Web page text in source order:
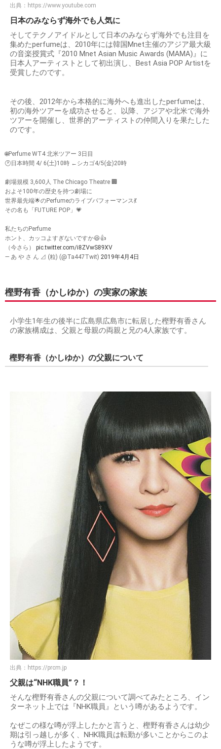
出典： https://www.youtube.com
日本のみならず海外でも人気に
そしてテクノアイドルとして日本のみならず海外でも注目を
集めたperfumeは、2010年には韓国Mnet主催のアジア最大級
の音楽授賞式『2010 Mnet Asian Music Awards (MAMA)』に
日本人アーティストとして初出演し、Best Asia POP Artistを
受賞したのです。
その後、2012年から本格的に海外へも進出したperfumeは、
初の海外ツアーを成功させると、以降、アジアや北米で海外
ツアーを開催し、世界的アーティストの仲間入りを果たした
のです。
🌐Perfume WT4 北米ツアー 3日目
🕐日本時間 4/ 6(土)10時 ←シカゴ4/5(金)20時
劇場規模 3,600人 The Chicago Theatre 🏢
およそ100年の歴史を持つ劇場に
世界最先端🌟のPerfumeのライブパフォーマンス💃
その名も「FUTURE POP」💗
私たちのPerfume
ホント、カッコよすぎないですか😆👍
（今さら） pic.twitter.com/i8ZVwS89XV
— あ や さ ん ⊿ (粒) (@Ta447Twit) 2019年4月4日
樫野有香（かしゆか）の実家の家族
小学生1年生の後半に広島県広島市に転居した樫野有香さん
の家族構成は、父親と母親の両親と兄の4人家族です。
樫野有香（かしゆか）の父親について
出典： https://prcm.jp
父親は“NHK職員”？！
そんな樫野有香さんの父親について調べてみたところ、イン
ターネット上では『NHK職員』という噂があるようです。
なぜこの様な噂が浮上したかと言うと、樫野有香さんは幼少
期は引っ越しが多く、NHK職員は転勤が多いことからこのよ
うな噂が浮上したようです。